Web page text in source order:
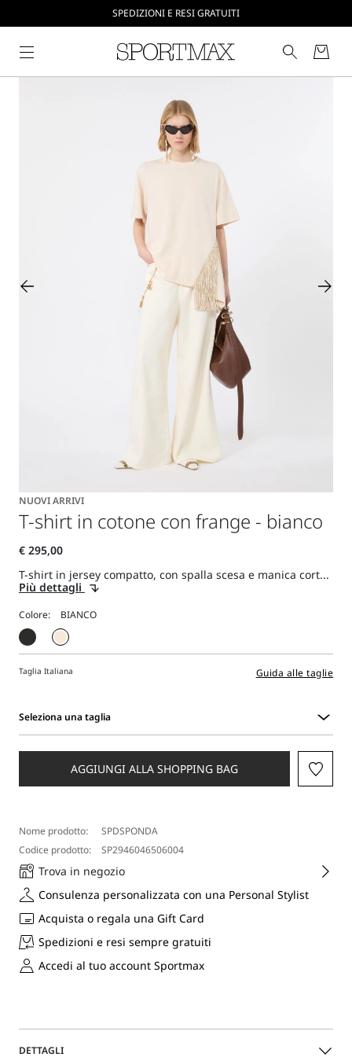
CREA IL TUO ACCOUNT SU SPORTMAX.COM
SPEDIZIONI E RESI GRATUITI
NUOVI ARRIVI
T-shirt in cotone con frange - bianco
T-shirt in jersey compatto, con spalla scesa e manica cort...
Più dettagli
Colore:
Taglia Italiana Guida alle taglie
Seleziona una taglia
una
AGGIUNGI ALLA SHOPPING BAG
Nome prodotto:
SPDSPONDA
Codice prodotto:
SP2946046506004
Trova in negozio
Consulenza personalizzata con una Personal Stylist
Acquista o regala una Gift Card
Spedizioni e resi sempre gratuiti
Accedi al tuo account Sportmax
DETTAGLI